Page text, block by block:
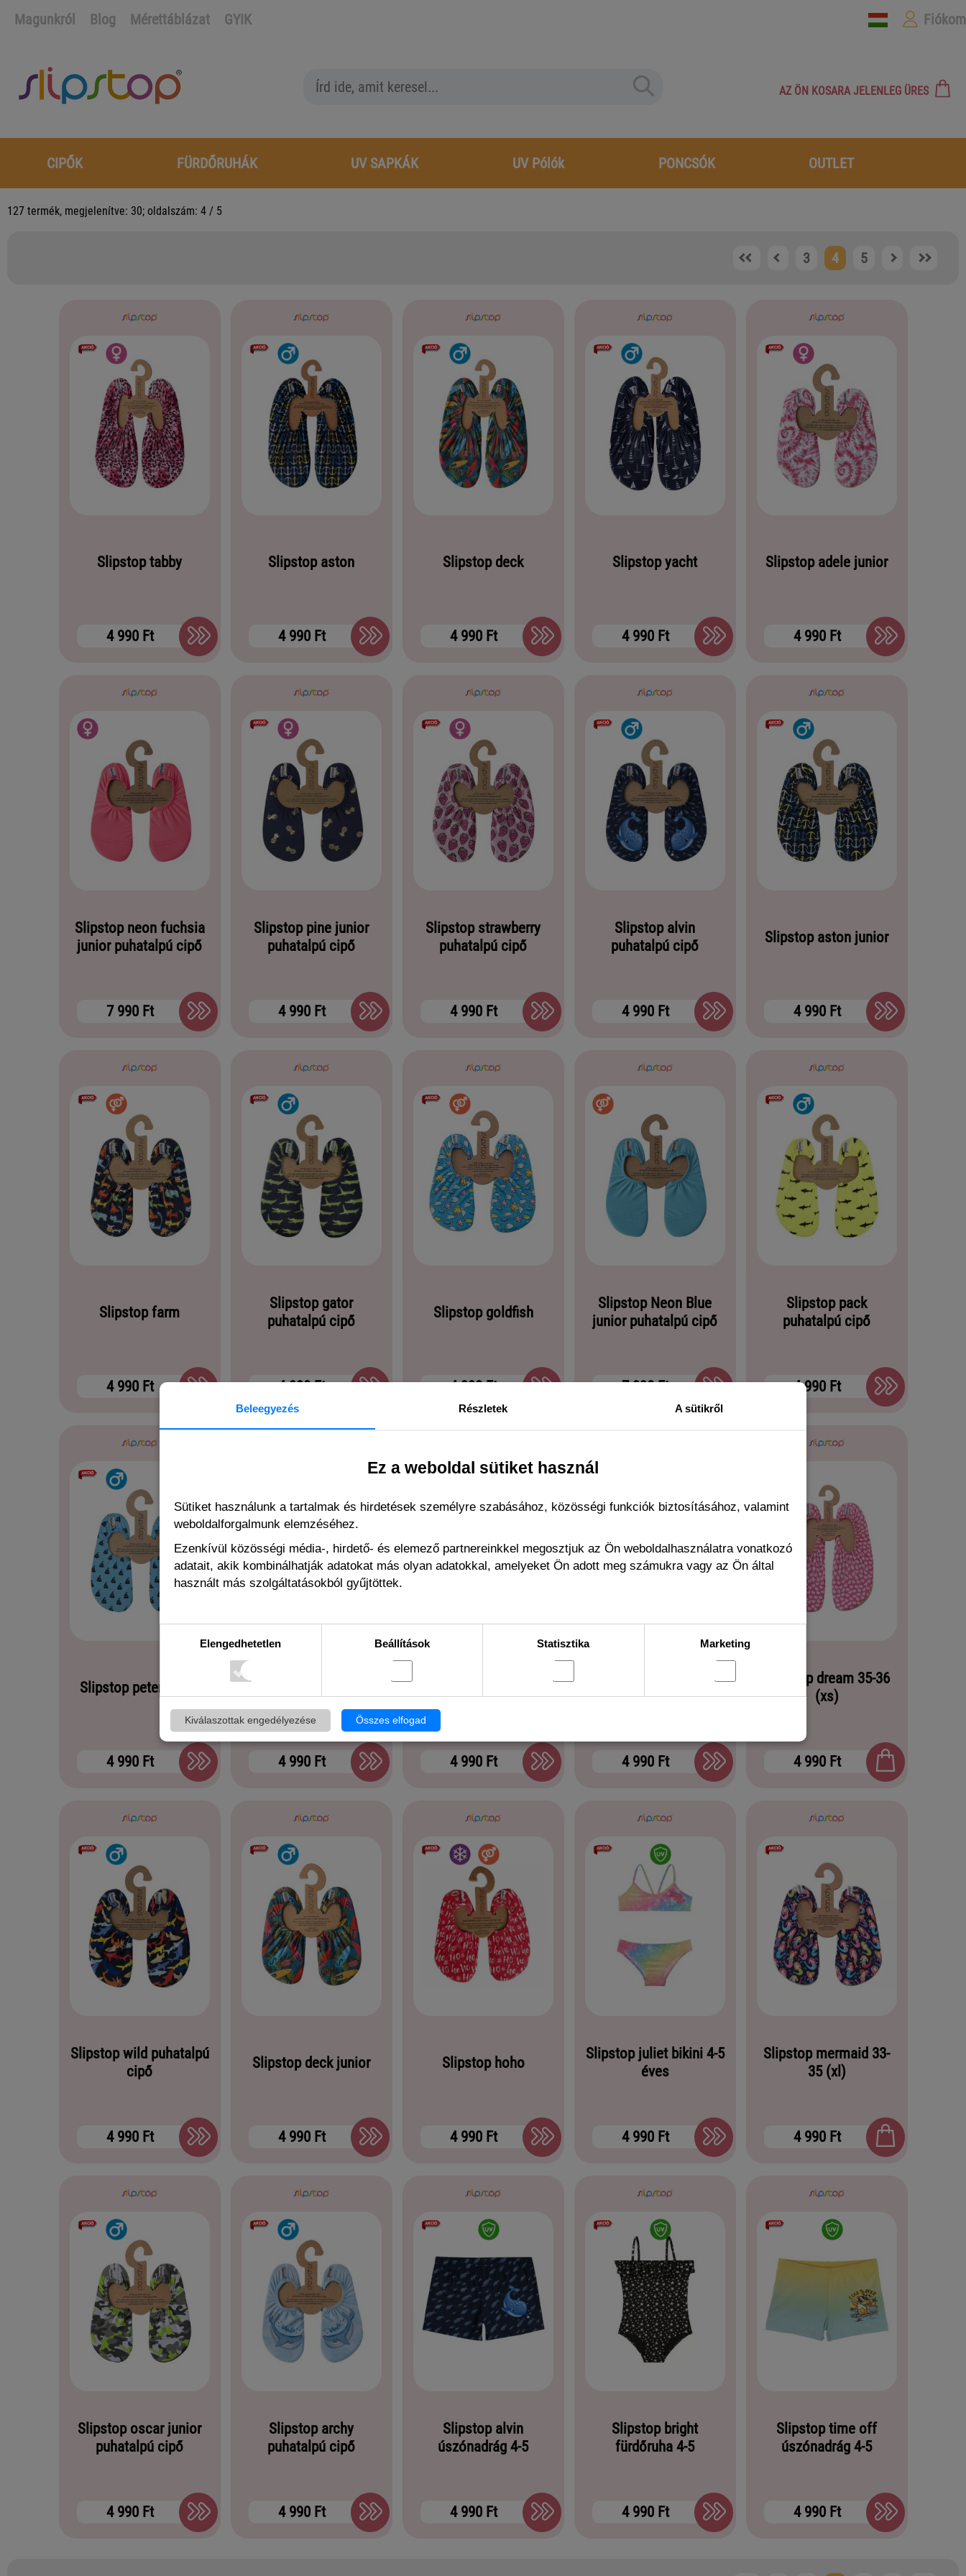
Beleegyezés Részletek A sütikről
Ez a weboldal sütiket használ
Sütiket használunk a tartalmak és hirdetések személyre szabásához, közösségi funkciók biztosításához, valamint
weboldalforgalmunk elemzéséhez.
Ezenkívül közösségi média-, hirdető- és elemező partnereinkkel megosztjuk az Ön weboldalhasználatra vonatkozó
adatait, akik kombinálhatják adatokat más olyan adatokkal, amelyeket Ön adott meg számukra vagy az Ön által
használt más szolgáltatásokból gyűjtöttek.
Elengedhetetlen Beállítások Statisztika Marketing
Kiválaszottak engedélyezése Összes elfogad
Magunkról Blog Mérettáblázat GYIK Fiókom
AZ ÖN KOSARA JELENLEG ÜRES
CIPŐK FÜRDŐRUHÁK UV SAPKÁK UV Pólók PONCSÓK OUTLET
127 termék, megjelenítve: 30; oldalszám: 4 / 5
3 4 5
Slipstop tabby
4 990 Ft
Slipstop aston
4 990 Ft
Slipstop deck
4 990 Ft
Slipstop yacht
4 990 Ft
Slipstop adele junior
4 990 Ft
Slipstop neon fuchsia
junior puhatalpú cipő
7 990 Ft
Slipstop pine junior
puhatalpú cipő
4 990 Ft
Slipstop strawberry
puhatalpú cipő
4 990 Ft
Slipstop alvin
puhatalpú cipő
4 990 Ft
Slipstop aston junior
4 990 Ft
Slipstop farm
4 990 Ft
Slipstop gator
puhatalpú cipő
4 990 Ft
Slipstop goldfish
4 990 Ft
Slipstop Neon Blue
junior puhatalpú cipő
7 990 Ft
Slipstop pack
puhatalpú cipő
4 990 Ft
Slipstop peter junior
4 990 Ft 4 990 Ft 4 990 Ft 4 990 Ft
Slipstop dream 35-36
(xs)
4 990 Ft
Slipstop wild puhatalpú
cipő
4 990 Ft
Slipstop deck junior
4 990 Ft
Slipstop hoho
4 990 Ft
Slipstop juliet bikini 4-5
éves
4 990 Ft
Slipstop mermaid 33-
35 (xl)
4 990 Ft
Slipstop oscar junior
puhatalpú cipő
4 990 Ft
Slipstop archy
puhatalpú cipő
4 990 Ft
Slipstop alvin
úszónadrág 4-5
4 990 Ft
Slipstop bright
fürdőruha 4-5
4 990 Ft
Slipstop time off
úszónadrág 4-5
4 990 Ft